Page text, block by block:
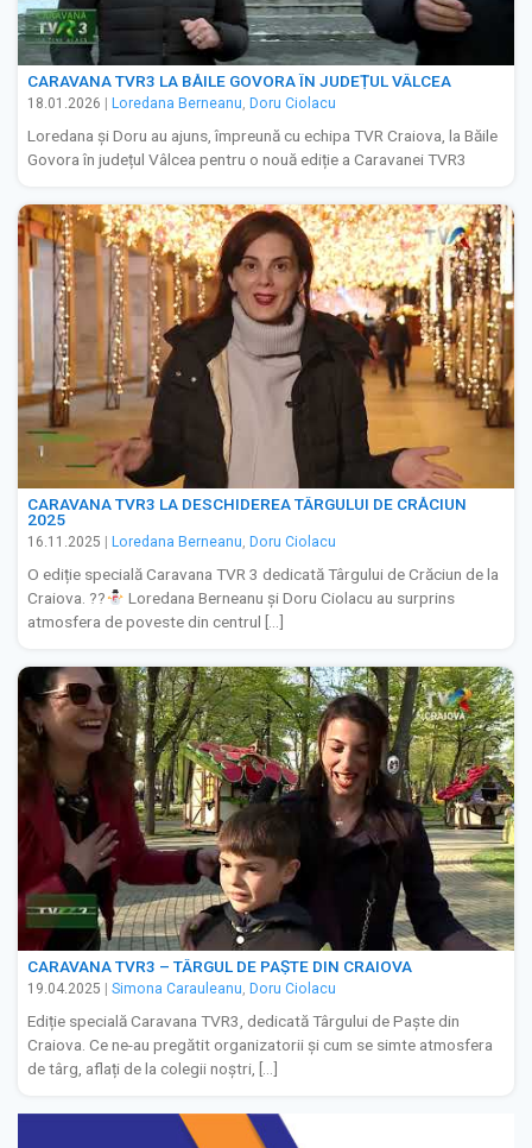
CARAVANA TVR3 LA BĂILE GOVORA ÎN JUDEȚUL VÂLCEA
18.01.2026 Loredana Berneanu, Doru Ciolacu
Loredana și Doru au ajuns, împreună cu echipa TVR Craiova, la Băile
Govora în județul Vâlcea pentru o nouă ediție a Caravanei TVR3
CARAVANA TVR3 LA DESCHIDEREA TÂRGULUI DE CRĂCIUN
2025
16.11.2025 Loredana Berneanu, Doru Ciolacu
O ediție specială Caravana TVR 3 dedicată Târgului de Crăciun de la
Craiova. ??
Loredana Berneanu și Doru Ciolacu au surprins
atmosfera de poveste din centrul […]
CARAVANA TVR3 – TÂRGUL DE PAȘTE DIN CRAIOVA
19.04.2025 Simona Carauleanu, Doru Ciolacu
Ediție specială Caravana TVR3, dedicată Târgului de Paște din
Craiova. Ce ne-au pregătit organizatorii și cum se simte atmosfera
de târg, aflați de la colegii noștri, […]